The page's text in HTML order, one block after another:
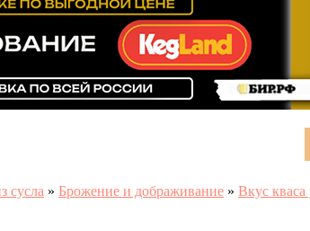
сусла » Брожение и дображивание » Вкус кваса